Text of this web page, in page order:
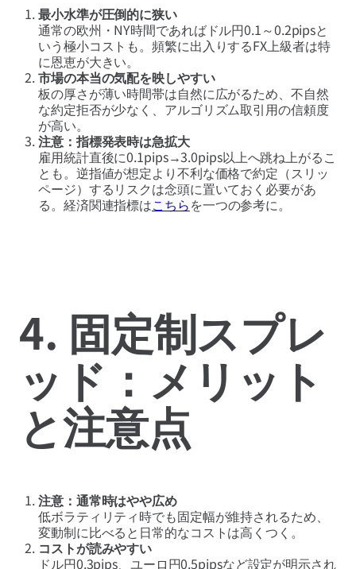
最小水準が圧倒的に狭い
通常の欧州・NY時間であればドル円0.1～0.2pipsと
いう極小コストも。頻繁に出入りするFX上級者は特
に恩恵が大きい。
市場の本当の気配を映しやすい
板の厚さが薄い時間帯は自然に広がるため、不自然
な約定拒否が少なく、アルゴリズム取引用の信頼度
が高い。
注意：指標発表時は急拡大
雇用統計直後に0.1pips→3.0pips以上へ跳ね上がるこ
とも。逆指値が想定より不利な価格で約定（スリッ
ページ）するリスクは念頭に置いておく必要があ
る。経済関連指標はこちらを一つの参考に。
4. 固定制スプレ
ッド：メリット
と注意点
注意：通常時はやや広め
低ボラティリティ時でも固定幅が維持されるため、
変動制に比べると日常的なコストは高くつく。
コストが読みやすい
ドル円0.3pips、ユーロ円0.5pipsなど設定が明示され